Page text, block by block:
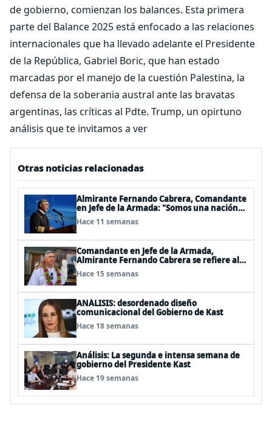
de gobierno, comienzan los balances. Esta primera
parte del Balance 2025 está enfocado a las relaciones
internacionales que ha llevado adelante el Presidente
de la República, Gabriel Boric, que han estado
marcadas por el manejo de la cuestión Palestina, la
defensa de la soberania austral ante las bravatas
argentinas, las críticas al Pdte. Trump, un opirtuno
análisis que te invitamos a ver
Otras noticias relacionadas
Almirante Fernando Cabrera, Comandante
en Jefe de la Armada: "Somos una nación
Americana, Polinésica y Antártica;
bioceánica y tricontinental, cuyo destino
Hace 11 semanas
Comandante en Jefe de la Armada,
Almirante Fernando Cabrera se refiere al
trabajo que realiza la Armada en Rapa Nui
Hace 15 semanas
ANÁLISIS: desordenado diseño
comunicacional del Gobierno de Kast
Hace 18 semanas
Análisis: La segunda e intensa semana de
gobierno del Presidente Kast
Hace 19 semanas